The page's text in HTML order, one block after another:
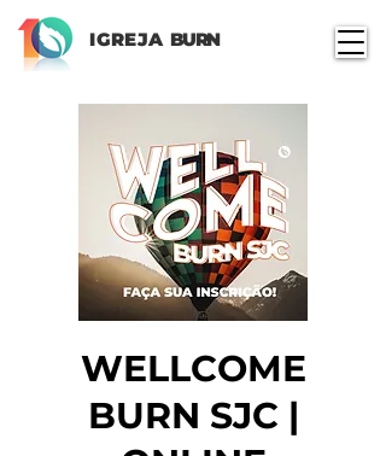
IGREJA BURN
WELLCOME
BURN SJC |